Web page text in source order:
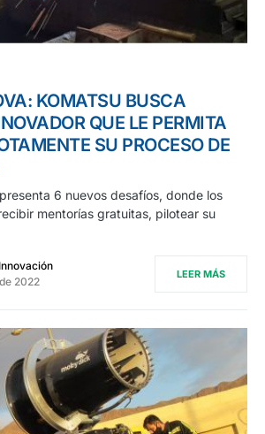
KOMATSU BUSCA
QUE LE PERMITA
SU PROCESO DE
6 nuevos desafíos, donde los
mentorías gratuitas, pilotear su
2022
LEER MÁS